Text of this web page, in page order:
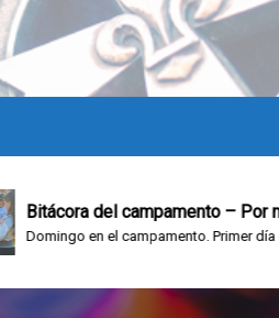
del campamento – Por mi
en el campamento. Primer día